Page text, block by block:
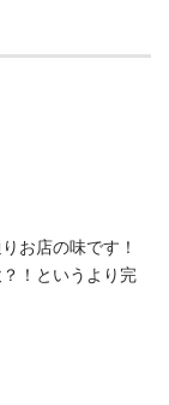
お店の味です！
！というより完